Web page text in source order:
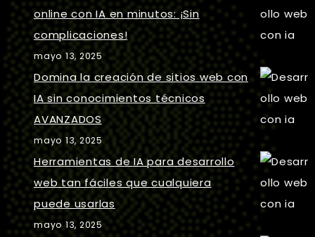
online con IA en minutos: ¡Sin
complicaciones!
mayo 13, 2025
Domina la creación de sitios web con
IA sin conocimientos técnicos
AVANZADOS
mayo 13, 2025
Herramientas de IA para desarrollo
web tan fáciles que cualquiera
puede usarlas
mayo 13, 2025